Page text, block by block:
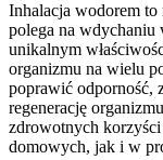
Inhalacja wodorem to
polega na
unikalnym
organizmu na wielu
poprawić odporność,
regenerację
zdrowotnych
domowych, jak i w